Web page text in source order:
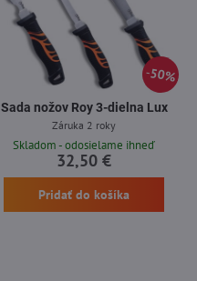
50%
Sada nožov Roy 3-dielna Lux
Záruka 2 roky
Skladom - odosielame ihneď
32,50 €
Pridať do košíka